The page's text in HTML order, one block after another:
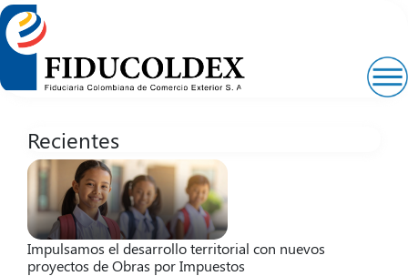
Pasar
al
contenido
principal
Recientes
Impulsamos el desarrollo territorial con nuevos
proyectos de Obras por Impuestos